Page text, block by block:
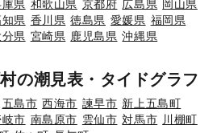
県 和歌山県 京都府 広島県 岡山県
県 香川県 徳島県 愛媛県 福岡県
分県 宮崎県 鹿児島県 沖縄県
の潮見表・タイドグラフ
五島市 西海市 諫早市 新上五島町
市 南島原市 雲仙市 対馬市 川棚町